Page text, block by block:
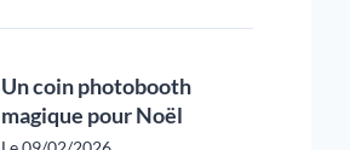
Un coin photobooth
magique pour Noël